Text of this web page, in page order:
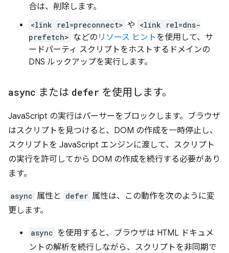
合は、削除します。
<link rel=preconnect> や <link rel=dns-
prefetch> などの リソース ヒントを使用して、サ
ードパーティ スクリプトをホストするドメインの
DNS ルックアップを実行します。
async または defer を使用します。
JavaScript の実行はパーサーをブロックします。ブラウザ
はスクリプトを見つけると、DOM の作成を一時停止し、
スクリプトを JavaScript エンジンに渡して、スクリプト
の実行を許可してから DOM の作成を続行する必要があり
ます。
async 属性と defer 属性は、この動作を次のように変
更します。
async を使用すると、ブラウザは HTML ドキュメ
ントの解析を続行しながら、スクリプトを非同期で